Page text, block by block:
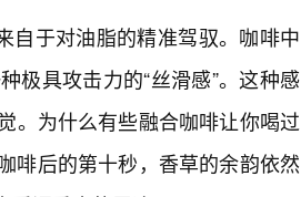
自于对油脂的精准驾驭。咖啡中
极具攻击力的“丝滑感”。这种感
。为什么有些融合咖啡让你喝过
后的第十秒，香草的余韵依然